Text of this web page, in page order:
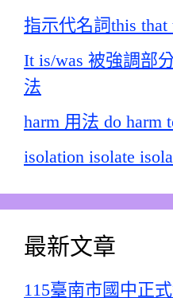
指示代名詞this that
It is/was 被強調部
法
harm 用法 do
isolation isolate
最新文章
115臺南市國中正